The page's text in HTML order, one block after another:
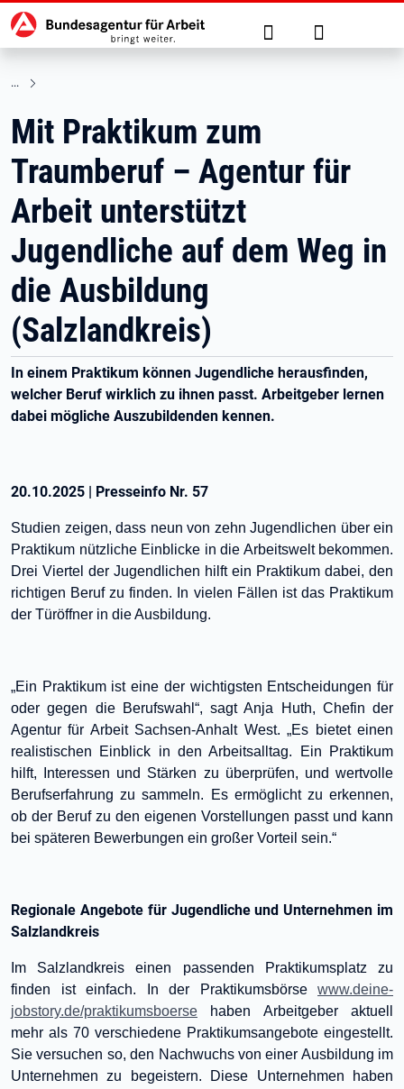
zu den Hauptinhalten springen
Hauptnavigation Suche Anmelden
Mit Praktikum zum
Traumberuf – Agentur für
Arbeit unterstützt
Jugendliche auf dem Weg in
die Ausbildung
(Salzlandkreis)
In einem Praktikum können Jugendliche herausfinden,
welcher Beruf wirklich zu ihnen passt. Arbeitgeber lernen
dabei mögliche Auszubildenden kennen.
20.10.2025 | Presseinfo Nr. 57
Studien zeigen, dass neun von zehn Jugendlichen über ein
Praktikum nützliche Einblicke in die Arbeitswelt bekommen.
Drei Viertel der Jugendlichen hilft ein Praktikum dabei, den
richtigen Beruf zu finden. In vielen Fällen ist das Praktikum
der Türöffner in die Ausbildung.
„Ein Praktikum ist eine der wichtigsten Entscheidungen für
oder gegen die Berufswahl“, sagt Anja Huth, Chefin der
Agentur für Arbeit Sachsen-Anhalt West. „Es bietet einen
realistischen Einblick in den Arbeitsalltag. Ein Praktikum
hilft, Interessen und Stärken zu überprüfen, und wertvolle
Berufserfahrung zu sammeln. Es ermöglicht zu erkennen,
ob der Beruf zu den eigenen Vorstellungen passt und kann
bei späteren Bewerbungen ein großer Vorteil sein.“
Regionale Angebote für Jugendliche und Unternehmen im
Salzlandkreis
Im Salzlandkreis einen passenden Praktikumsplatz zu
finden ist einfach. In der Praktikumsbörse www.deine-
jobstory.de/praktikumsboerse haben Arbeitgeber aktuell
mehr als 70 verschiedene Praktikumsangebote eingestellt.
Sie versuchen so, den Nachwuchs von einer Ausbildung im
Unternehmen zu begeistern. Diese Unternehmen haben